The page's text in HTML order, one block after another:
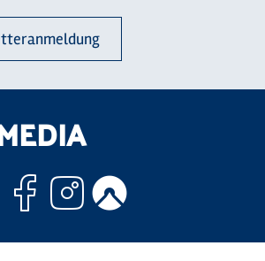
Facebook
Instagram